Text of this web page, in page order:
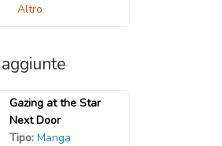
Altro
Gazing at the Star
Next Door
Tipo: Manga